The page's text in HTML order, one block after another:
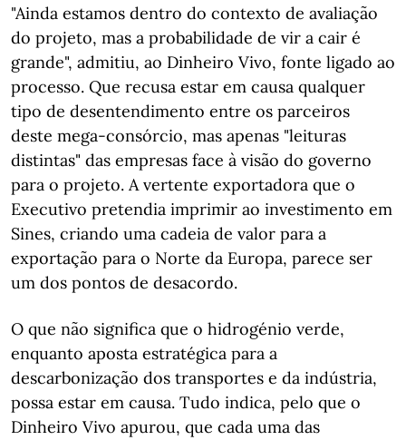
"Ainda estamos dentro do contexto de avaliação
do projeto, mas a probabilidade de vir a cair é
grande", admitiu, ao Dinheiro Vivo, fonte ligado ao
processo. Que recusa estar em causa qualquer
tipo de desentendimento entre os parceiros
deste mega-consórcio, mas apenas "leituras
distintas" das empresas face à visão do governo
para o projeto. A vertente exportadora que o
Executivo pretendia imprimir ao investimento em
Sines, criando uma cadeia de valor para a
exportação para o Norte da Europa, parece ser
um dos pontos de desacordo.
O que não significa que o hidrogénio verde,
enquanto aposta estratégica para a
descarbonização dos transportes e da indústria,
possa estar em causa. Tudo indica, pelo que o
Dinheiro Vivo apurou, que cada uma das